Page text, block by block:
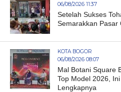
06/08/2026 11:37
Setelah Sukses
Semarakkan Pasar
KOTA BOGOR
06/08/2026 08:07
Mal Botani Square
Top Model 2026,
Lengkapnya